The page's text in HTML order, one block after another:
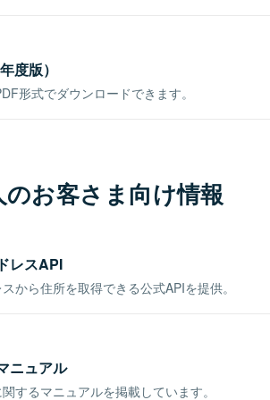
度版）
形式でダウンロードできます。
お客さま向け情報
レスAPI
から住所を取得できる公式APIを提供。
ニュアル
するマニュアルを掲載しています。